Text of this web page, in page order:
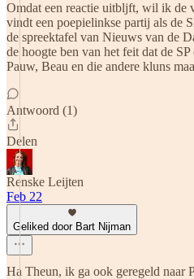
Omdat een reactie uitbljft, wil ik de
vindt een poepielinkse partij als de
de spreektafel van Nieuws van de
de hoogte ben van het feit dat de
Pauw, Beau en die andere kluns
Antwoord (1)
Delen
Renske Leijten
Feb 22
Geliked door Bart Nijman
Ha Theun, ik ga ook geregeld naar